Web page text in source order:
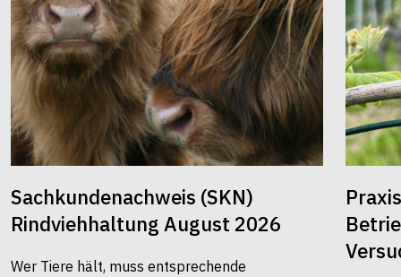
Sachkundenachweis (SKN)
Rindviehhaltung August 2026
Wer Tiere hält, muss entsprechende